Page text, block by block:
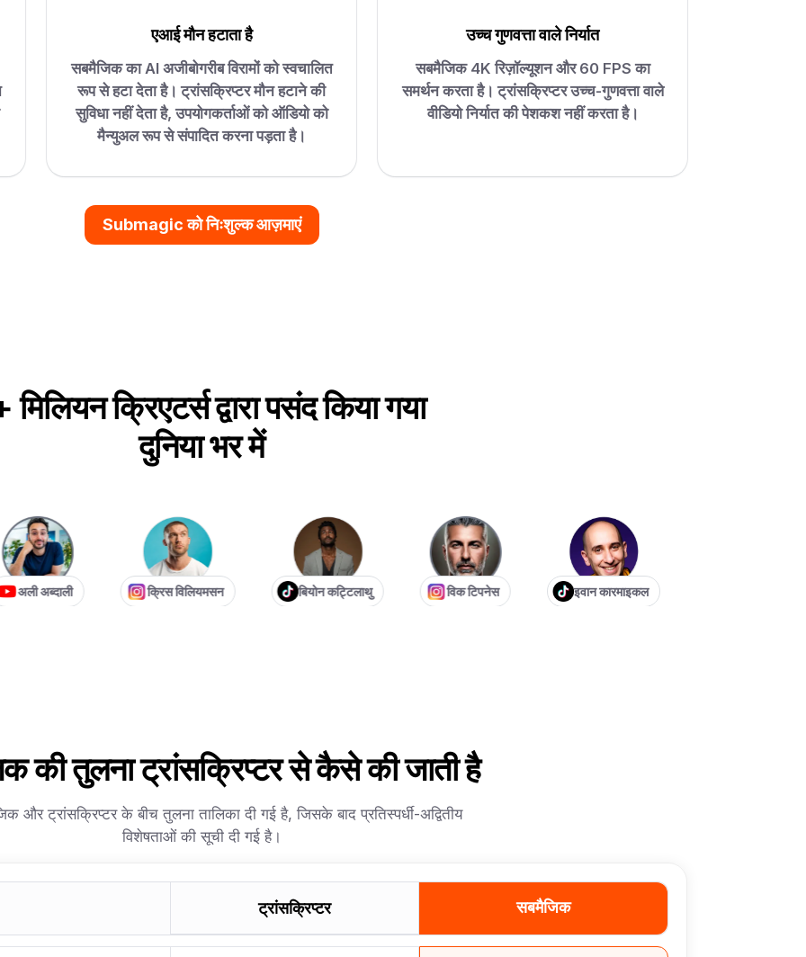
एआई मौन हटाता है
सबमैजिक का AI अजीबोगरीब विरामों को स्वचालित
रूप से हटा देता है। ट्रांसक्रिप्टर मौन हटाने की
सुविधा नहीं देता है, उपयोगकर्ताओं को ऑडियो को
मैन्युअल रूप से संपादित करना पड़ता है।
उच्च गुणवत्ता वाले निर्यात
सबमैजिक 4K रिज़ॉल्यूशन और 60 FPS का
समर्थन करता है। ट्रांसक्रिप्टर उच्च-गुणवत्ता वाले
वीडियो निर्यात की पेशकश नहीं करता है।
Submagic को निःशुल्क आज़माएं
मिलियन क्रिएटर्स द्वारा पसंद किया गया
दुनिया भर में
अब्दाली क्रिस विलियमसन बियोन कट्टिलाथु विक टिपनेस इवान कारमाइकल
की तुलना ट्रांसक्रिप्टर से कैसे की जाती है
और ट्रांसक्रिप्टर के बीच तुलना तालिका दी गई है, जिसके बाद प्रतिस्पर्धी-अद्वितीय
विशेषताओं की सूची दी गई है।
ट्रांसक्रिप्टर सबमैजिक